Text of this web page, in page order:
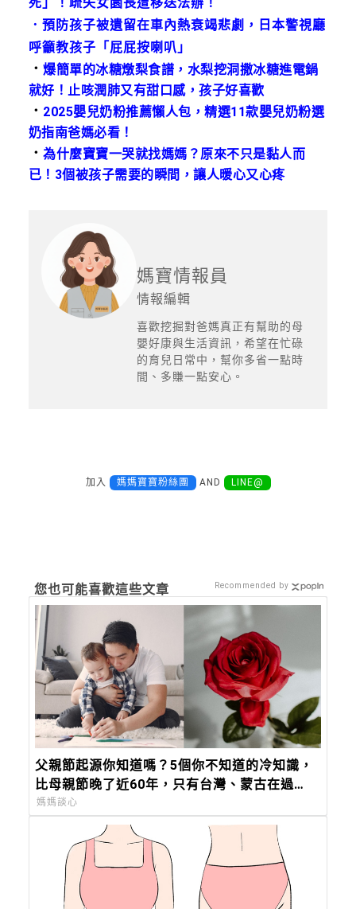
． 預防孩子被遺留在車內熱衰竭悲劇，日本警視廳
呼籲教孩子「屁屁按喇叭」
．爆簡單的冰糖燉梨食譜，水梨挖洞撒冰糖進電鍋
就好！止咳潤肺又有甜口感，孩子好喜歡
． 2025嬰兒奶粉推薦懶人包，精選11款嬰兒奶粉選
奶指南爸媽必看！
．為什麼寶寶一哭就找媽媽？原來不只是黏人而
已！3個被孩子需要的瞬間，讓人暖心又心疼
媽寶情報員
情報編輯
喜歡挖掘對爸媽真正有幫助的母
嬰好康與生活資訊，希望在忙碌
的育兒日常中，幫你多省一點時
間、多賺一點安心。
加入 媽媽寶寶粉絲團 AND LINE@
您也可能喜歡這些文章
父親節起源你知道嗎？5個你不知道的冷知識，
比母親節晚了近60年，只有台灣、蒙古在過
「88 節」！
媽媽談心
Recommended by